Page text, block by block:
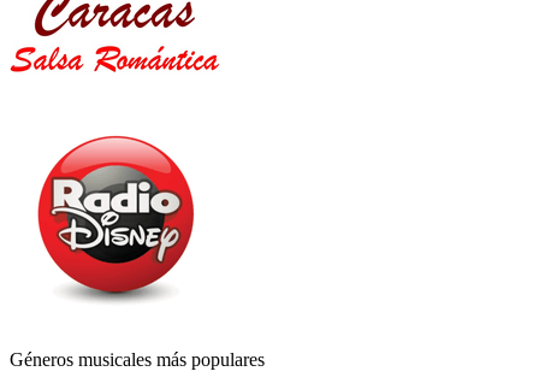
Géneros musicales más populares